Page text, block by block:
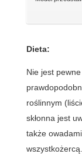
Dieta:
Nie jest pewne
roślinnym
skłonna jest
także
wszystkożercą.